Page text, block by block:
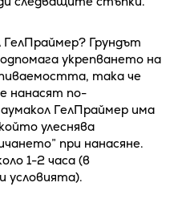
ГелПраймер? Грундът
укрепването на
така че
нанасят по-
ГелПраймер има
улеснява
при нанасяне.
1-2 часа (в
условията).